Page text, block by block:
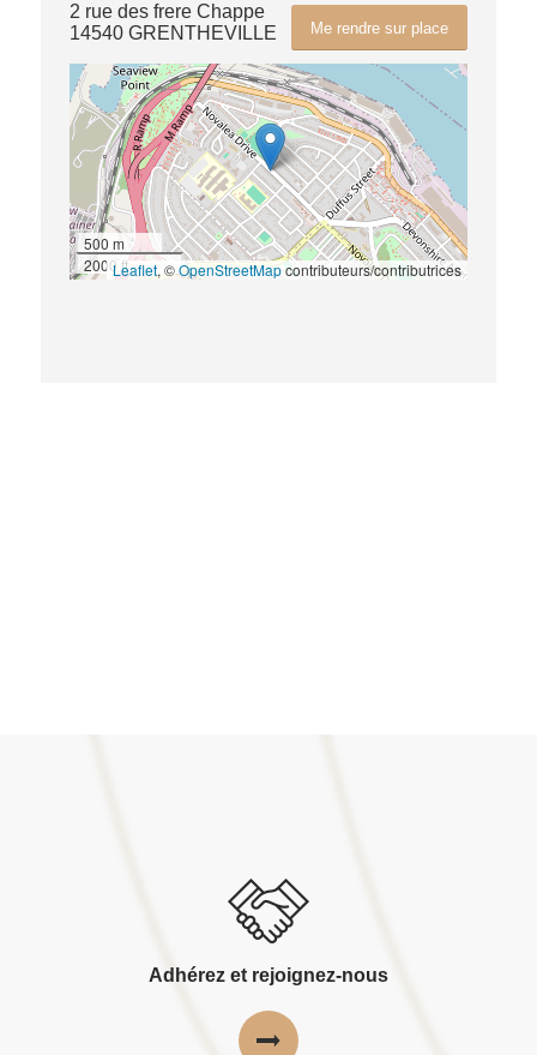
Me rendre sur place
2 rue des frere Chappe
14540 GRENTHEVILLE
500 m
2000 ftLeaflet, ©OpenStreetMapcontributeurs/contributrices
Adhérez et rejoignez-nous